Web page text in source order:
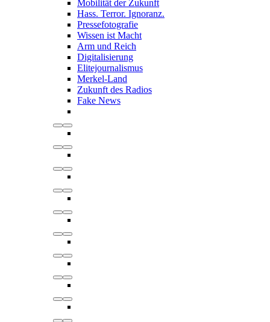
Mobilität der Zukunft
Hass. Terror. Ignoranz.
Pressefotografie
Wissen ist Macht
Arm und Reich
Digitalisierung
Elitejournalismus
Merkel-Land
Zukunft des Radios
Fake News